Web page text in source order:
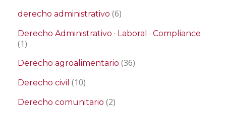
derecho administrativo (6)
Derecho Administrativo · Laboral · Compliance
(1)
Derecho agroalimentario (36)
Derecho civil (10)
Derecho comunitario (2)